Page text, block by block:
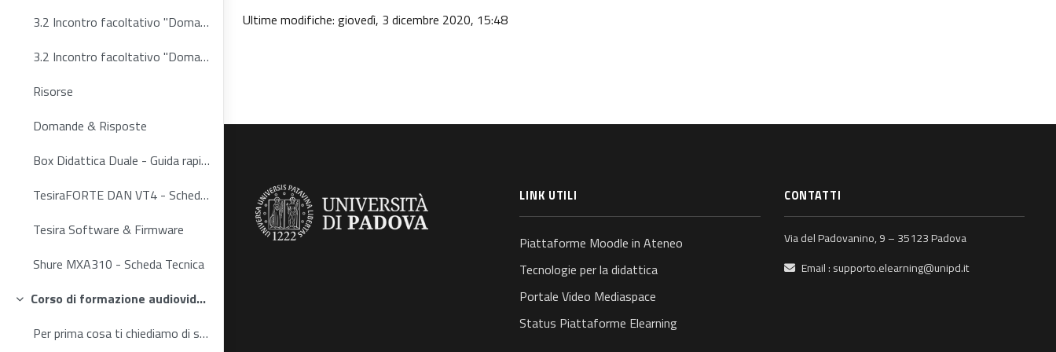
3.2 Incontro facoltativo "Domande & Risposte"
3.2 Incontro facoltativo "Domande & Risposte"
Risorse
Domande & Risposte
Box Didattica Duale - Guida rapida all'uso
TesiraFORTE DAN VT4 - Scheda Tecnica
Tesira Software & Firmware
Shure MXA310 - Scheda Tecnica
Minimizza
Corso di formazione audiovideo - 2022
Per prima cosa ti chiediamo di selezionare l'edizi...
Ultime modifiche: giovedì, 3 dicembre 2020, 15:48
LINK UTILI
Piattaforme Moodle in Ateneo
Tecnologie per la didattica
Portale Video Mediaspace
Status Piattaforme Elearning
CONTATTI
Via del Padovanino, 9 – 35123 Padova
Email : supporto.elearning@unipd.it